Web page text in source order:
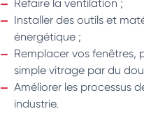
Refaire la ventilation ;
Installer des outils et
énergétique ;
Remplacer vos fenêtres,
simple vitrage par du
Améliorer les processus
industrie.